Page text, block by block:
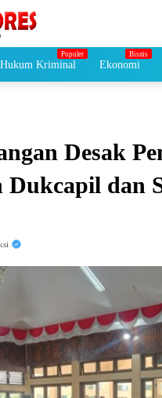
Hukum Kriminal Ekonomi
Desak
dan